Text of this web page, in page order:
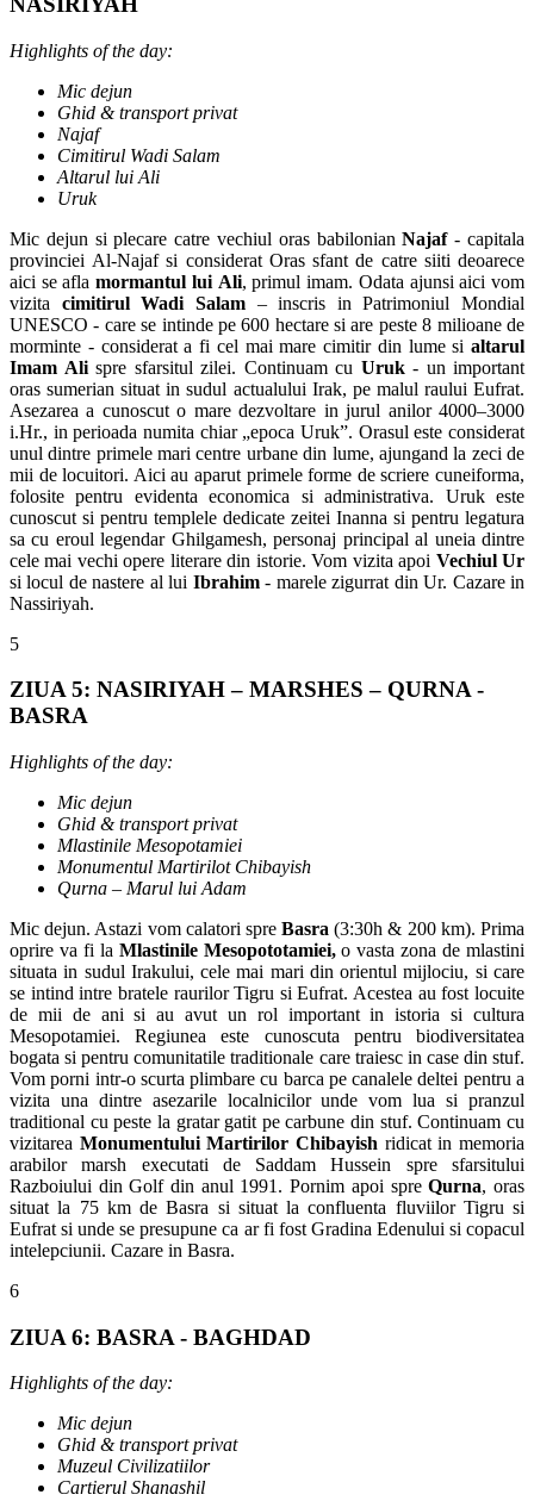
Highlights of the day:
Mic dejun
Ghid & transport privat
Najaf
Cimitirul Wadi Salam
Altarul lui Ali
Uruk
Mic dejun si plecare catre vechiul oras babilonianNajaf- capitala
provinciei Al-Najaf si considerat Oras sfant de catre siiti deoarece
aici se aflamormantul lui Ali, primul imam. Odata ajunsi aici vom
vizita cimitirul Wadi Salam– inscris in Patrimoniul Mondial
UNESCO - care se intinde pe 600 hectare si are peste 8 milioane de
morminte - considerat a fi cel mai mare cimitir din lume si altarul
Imam Alispre sfarsitul zilei. Continuam cu Uruk- un important
oras sumerian situat in sudul actualului Irak, pe malul raului Eufrat.
Asezarea a cunoscut o mare dezvoltare in jurul anilor 4000–3000
i.Hr., in perioada numita chiar „epoca Uruk”. Orasul este considerat
unul dintre primele mari centre urbane din lume, ajungand la zeci de
mii de locuitori. Aici au aparut primele forme de scriere cuneiforma,
folosite pentru evidenta economica si administrativa. Uruk este
cunoscut si pentru templele dedicate zeitei Inanna si pentru legatura
sa cu eroul legendar Ghilgamesh, personaj principal al uneia dintre
cele mai vechi opere literare din istorie. Vom vizita apoi Vechiul Ur
si locul de nastere al lui Ibrahim- marele zigurrat din Ur. Cazare in
Nassiriyah.
5
ZIUA 5: NASIRIYAH – MARSHES – QURNA -
BASRA
Highlights of the day:
Mic dejun
Ghid & transport privat
Mlastinile Mesopotamiei
Monumentul Martirilot Chibayish
Qurna – Marul lui Adam
Mic dejun. Astazi vom calatori spreBasra (3:30h & 200 km). Prima
oprire va fi la Mlastinile Mesopototamiei,o vasta zona de mlastini
situata in sudul Irakului, cele mai mari din orientul mijlociu, si care
se intind intre bratele raurilor Tigru si Eufrat. Acestea au fost locuite
de mii de ani si au avut un rol important in istoria si cultura
Mesopotamiei. Regiunea este cunoscuta pentru biodiversitatea
bogata si pentru comunitatile traditionale care traiesc in case din stuf.
Vom porni intr-o scurta plimbare cu barca pe canalele deltei pentru a
vizita una dintre asezarile localnicilor unde vom lua si pranzul
traditional cu peste la gratar gatit pe carbune din stuf. Continuam cu
vizitarea Monumentului Martirilor Chibayish ridicat in memoria
arabilor marsh executati de Saddam Hussein spre sfarsitului
Razboiului din Golf din anul 1991. Pornim apoi spreQurna, oras
situat la 75 km de Basra si situat la confluenta fluviilor Tigru si
Eufrat si unde se presupune ca ar fi fost Gradina Edenului si copacul
intelepciunii. Cazare in Basra.
6
ZIUA 6: BASRA - BAGHDAD
Highlights of the day:
Mic dejun
Ghid & transport privat
Muzeul Civilizatiilor
Cartierul Shanashil